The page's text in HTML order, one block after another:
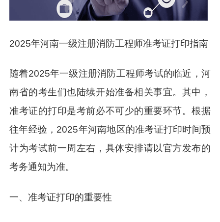
2025年河南一级注册消防工程师准考证打印指南
随着2025年一级注册消防工程师考试的临近，河
南省的考生们也陆续开始准备相关事宜。其中，
准考证的打印是考前必不可少的重要环节。根据
往年经验，2025年河南地区的准考证打印时间预
计为考试前一周左右，具体安排请以官方发布的
考务通知为准。
一、准考证打印的重要性